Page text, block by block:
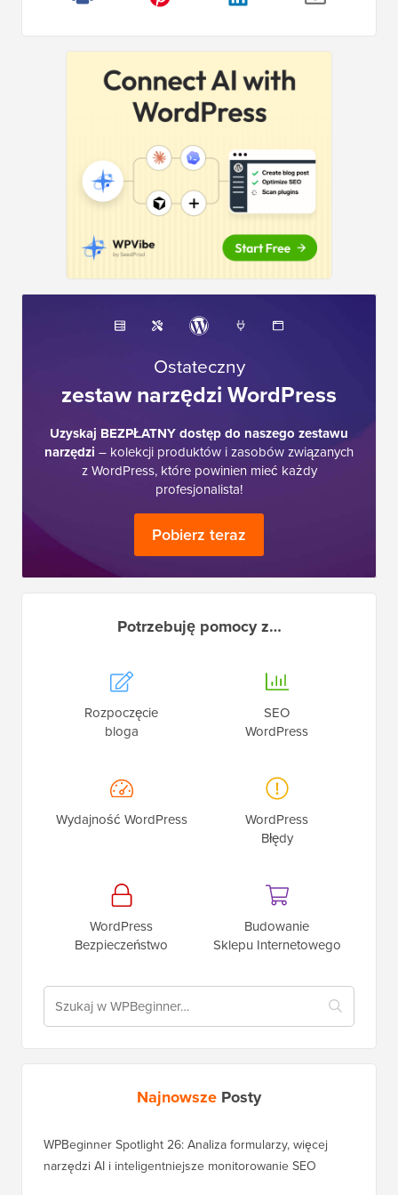
Ostateczny
zestaw narzędzi WordPress
Uzyskaj BEZPŁATNY dostęp do naszego zestawu
narzędzi – kolekcji produktów i zasobów związanych
z WordPress, które powinien mieć każdy
profesjonalista!
Pobierz teraz
Potrzebuję pomocy z…
Rozpoczęcie
bloga
SEO
WordPress
Wydajność WordPress
WordPress
Błędy
WordPress
Bezpieczeństwo
Budowanie
Sklepu Internetowego
Najnowsze Posty
WPBeginner Spotlight 26: Analiza formularzy, więcej
narzędzi AI i inteligentniejsze monitorowanie SEO